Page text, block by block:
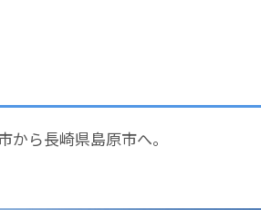
から長崎県島原市へ。